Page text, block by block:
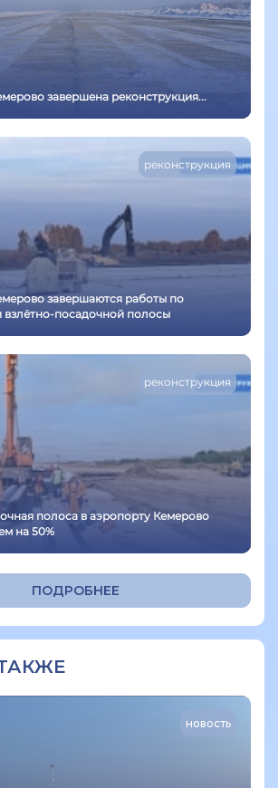
завершена реконструкция...
реконструкция
завершаются работы по
взлётно-посадочной полосы
реконструкция
полоса в аэропорту Кемерово
на 50%
ПОДРОБНЕЕ
новость